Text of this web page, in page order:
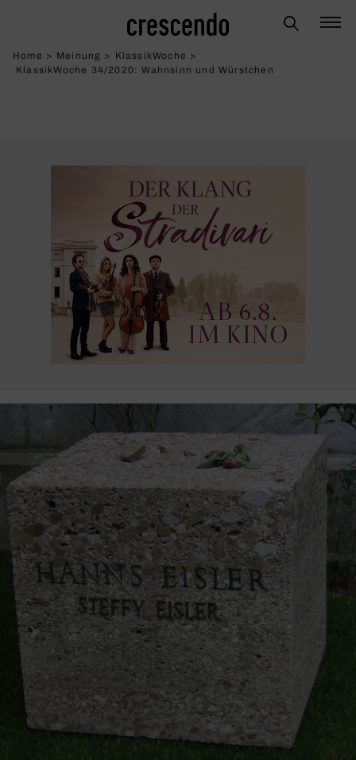
Home > Meinung > KlassikWoche >
KlassikWoche 34/2020: Wahn­sinn und Würst­chen